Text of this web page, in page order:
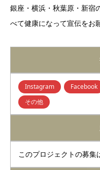
銀座・横浜・秋葉原・ 新宿
べて健康になって宣伝をお
Instagram Facebook
その他
このプロジェクトの募集